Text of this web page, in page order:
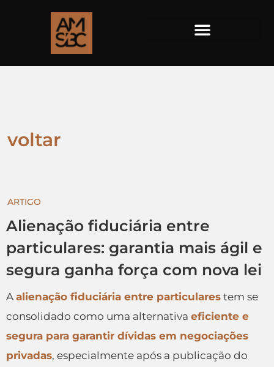
voltar
ARTIGO
Alienação fiduciária entre
particulares: garantia mais ágil e
segura ganha força com nova lei
A alienação fiduciária entre particulares tem se
consolidado como uma alternativa eficiente e
segura para garantir dívidas em negociações
privadas, especialmente após a publicação do